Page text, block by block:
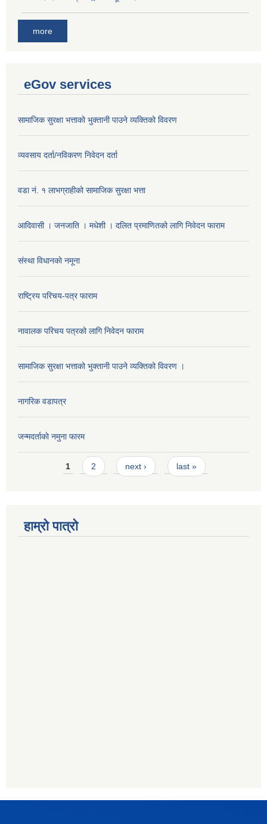
more
eGov services
सामाजिक सुरक्षा भत्ताको भुक्तानी पाउने व्यक्तिको विवरण
व्यवसाय दर्ता/नविकरण निवेदन दर्ता
वडा नं. १ लाभग्राहीको सामाजिक सुरक्षा भत्ता
आदिवासी । जनजाति । मधेशी । दलित प्रमाणितको लागि निवेदन फाराम
संस्था विधानकाे नमूना
राष्ट्रिय परिचय-पत्र फाराम
नावालक परिचय पत्रको लागि निवेदन फाराम
सामाजिक सुरक्षा भत्ताको भुक्तानी पाउने व्यक्तिको विवरण ।
नागरिक वडापत्र
जन्मदर्ताकाे नमुना फारम
Pages1 2 next › last »
हाम्रो पात्रो